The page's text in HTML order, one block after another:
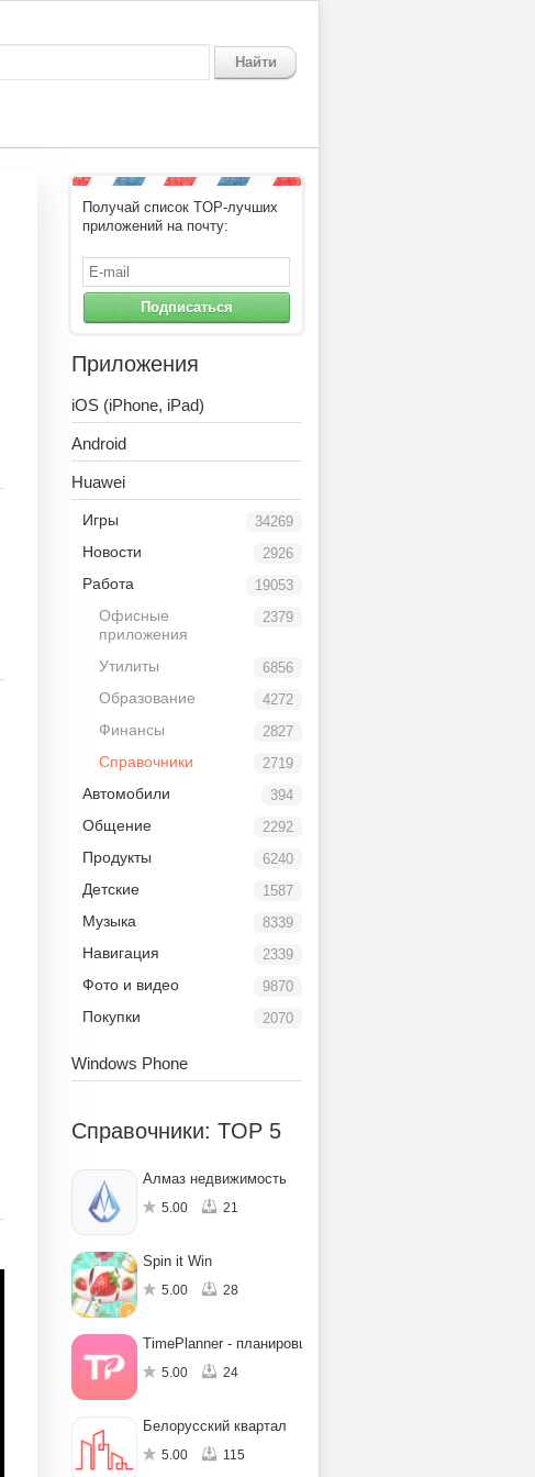
Найти
Получай список TOP-лучших
приложений на почту:
Подписаться
Приложения
iOS (iPhone, iPad)
Android
Huawei
34269
Игры
2926
Новости
19053
Работа
2379
Офисные
приложения
6856
Утилиты
4272
Образование
2827
Финансы
2719
Справочники
394
Автомобили
2292
Общение
6240
Продукты
1587
Детские
8339
Музыка
2339
Навигация
9870
Фото и видео
2070
Покупки
Windows Phone
Справочники: TOP 5
Алмаз недвижимость
5.00 21
Spin it Win
5.00 28
TimePlanner - планировщик задач на день
5.00 24
Белорусский квартал
5.00 115